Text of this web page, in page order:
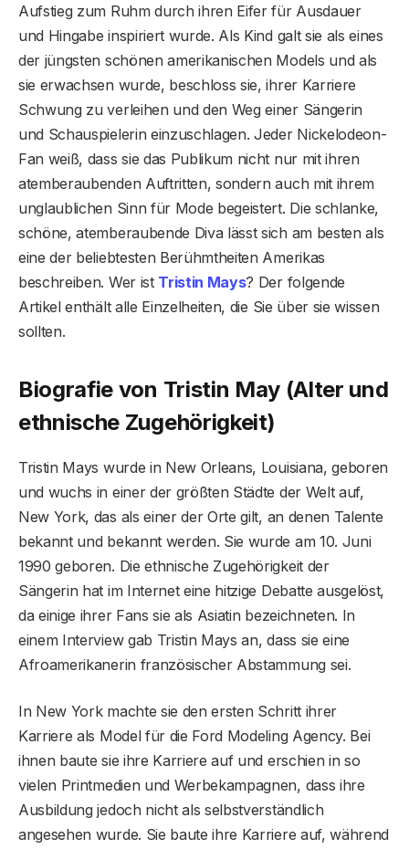
Aufstieg zum Ruhm durch ihren Eifer für Ausdauer
und Hingabe inspiriert wurde. Als Kind galt sie als eines
der jüngsten schönen amerikanischen Models und als
sie erwachsen wurde, beschloss sie, ihrer Karriere
Schwung zu verleihen und den Weg einer Sängerin
und Schauspielerin einzuschlagen. Jeder Nickelodeon-
Fan weiß, dass sie das Publikum nicht nur mit ihren
atemberaubenden Auftritten, sondern auch mit ihrem
unglaublichen Sinn für Mode begeistert. Die schlanke,
schöne, atemberaubende Diva lässt sich am besten als
eine der beliebtesten Berühmtheiten Amerikas
beschreiben. Wer ist Tristin Mays? Der folgende
Artikel enthält alle Einzelheiten, die Sie über sie wissen
sollten.
Biografie von Tristin May (Alter und
ethnische Zugehörigkeit)
Tristin Mays wurde in New Orleans, Louisiana, geboren
und wuchs in einer der größten Städte der Welt auf,
New York, das als einer der Orte gilt, an denen Talente
bekannt und bekannt werden. Sie wurde am 10. Juni
1990 geboren. Die ethnische Zugehörigkeit der
Sängerin hat im Internet eine hitzige Debatte ausgelöst,
da einige ihrer Fans sie als Asiatin bezeichneten. In
einem Interview gab Tristin Mays an, dass sie eine
Afroamerikanerin französischer Abstammung sei.
In New York machte sie den ersten Schritt ihrer
Karriere als Model für die Ford Modeling Agency. Bei
ihnen baute sie ihre Karriere auf und erschien in so
vielen Printmedien und Werbekampagnen, dass ihre
Ausbildung jedoch nicht als selbstverständlich
angesehen wurde. Sie baute ihre Karriere auf, während